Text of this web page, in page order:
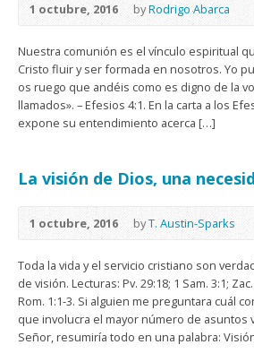
1 octubre, 2016 byRodrigo Abarca
Nuestra comunión es el vínculo espiritual
Cristo fluir y ser formada en nosotros. Yo
os ruego que andéis como es digno de la
llamados». – Efesios 4:1. En la carta a los
expone su entendimiento acerca […]
La visión de Dios, una
1 octubre, 2016 byT. Austin-Sparks
Toda la vida y el servicio cristiano son
de visión. Lecturas: Pv. 29:18; 1 Sam. 3:1;
Rom. 1:1-3. Si alguien me preguntara cuál
que involucra el mayor número de asuntos
Señor, resumiría todo en una palabra: